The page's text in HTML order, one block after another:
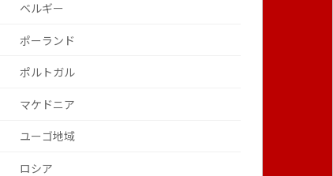
ベルギー
ポーランド
ポルトガル
マケドニア
ユーゴ地域
ロシア